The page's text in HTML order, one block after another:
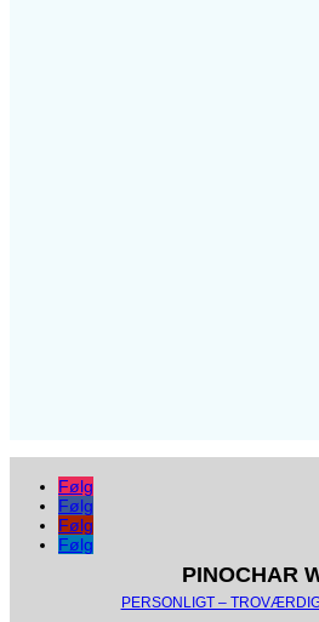
Følg
Følg
Følg
Følg
PINOCHAR
PERSONLIGT –